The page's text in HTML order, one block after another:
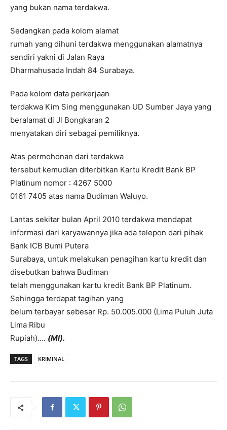
yang bukan nama terdakwa.
Sedangkan pada kolom alamat
rumah yang dihuni terdakwa menggunakan alamatnya
sendiri yakni di Jalan Raya
Dharmahusada Indah 84 Surabaya.
Pada kolom data perkerjaan
terdakwa Kim Sing menggunakan UD Sumber Jaya yang
beralamat di Jl Bongkaran 2
menyatakan diri sebagai pemiliknya.
Atas permohonan dari terdakwa
tersebut kemudian diterbitkan Kartu Kredit Bank BP
Platinum nomor : 4267 5000
0161 7405 atas nama Budiman Waluyo.
Lantas sekitar bulan April 2010 terdakwa mendapat
informasi dari karyawannya jika ada telepon dari pihak
Bank ICB Bumi Putera
Surabaya, untuk melakukan penagihan kartu kredit dan
disebutkan bahwa Budiman
telah menggunakan kartu kredit Bank BP Platinum.
Sehingga terdapat tagihan yang
belum terbayar sebesar Rp. 50.005.000 (Lima Puluh Juta
Lima Ribu
Rupiah)…. (Ml).
TAGS KRIMINAL